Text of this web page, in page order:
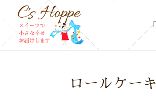
ロールケーキ